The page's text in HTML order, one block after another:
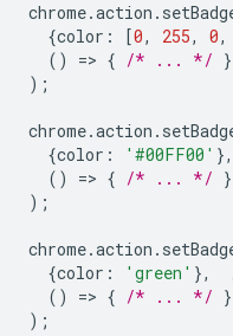
chrome.action .
{color : [0, 255, 0,
()
=> { /* ... */
);
chrome.action .
{color : '#00FF00' },
()
=> { /* ... */
);
chrome.action .
{color : 'green' },
()
=> { /* ... */
);